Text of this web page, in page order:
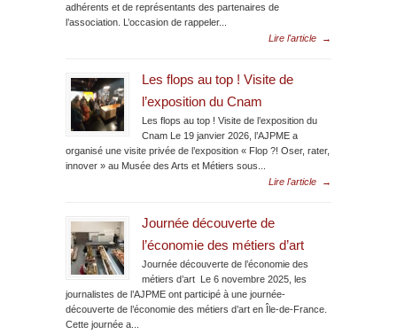
adhérents et de représentants des partenaires de
l’association. L’occasion de rappeler...
Lire l'article
→
Les flops au top ! Visite de
l’exposition du Cnam
Les flops au top ! Visite de l’exposition du
Cnam Le 19 janvier 2026, l’AJPME a
organisé une visite privée de l’exposition « Flop ?! Oser, rater,
innover » au Musée des Arts et Métiers sous...
Lire l'article
→
Journée découverte de
l’économie des métiers d’art
Journée découverte de l’économie des
métiers d’art Le 6 novembre 2025, les
journalistes de l’AJPME ont participé à une journée-
découverte de l’économie des métiers d’art en Île-de-France.
Cette journée a...